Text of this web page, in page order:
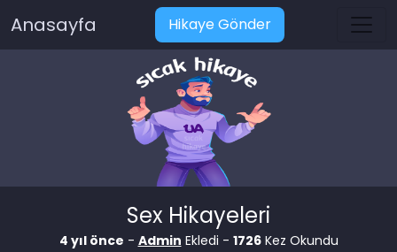
Anasayfa Hikaye Gönder
Sex Hikayeleri
4 yıl önce - Admin Ekledi - 1726Kez Okundu